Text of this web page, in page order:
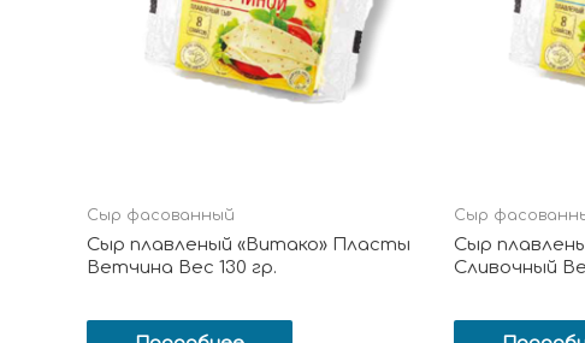
Сыр фасованный
Сыр плавленый «Витако» Пласты
Ветчина Вес 130 гр.
Сыр
Сыр
Сливочный